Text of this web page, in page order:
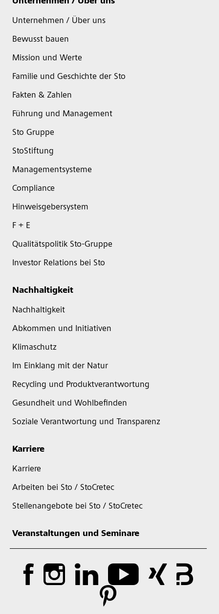
Unternehmen / Über uns
Bewusst bauen
Mission und Werte
Familie und Geschichte der Sto
Fakten & Zahlen
Führung und Management
Sto Gruppe
StoStiftung
Managementsysteme
Compliance
Hinweisgebersystem
F + E
Qualitätspolitik Sto-Gruppe
Investor Relations bei Sto
Nachhaltigkeit
Nachhaltigkeit
Abkommen und Initiativen
Klimaschutz
Im Einklang mit der Natur
Recycling und Produktverantwortung
Gesundheit und Wohlbefinden
Soziale Verantwortung und Transparenz
Karriere
Karriere
Arbeiten bei Sto / StoCretec
Stellenangebote bei Sto / StoCretec
Veranstaltungen und Seminare